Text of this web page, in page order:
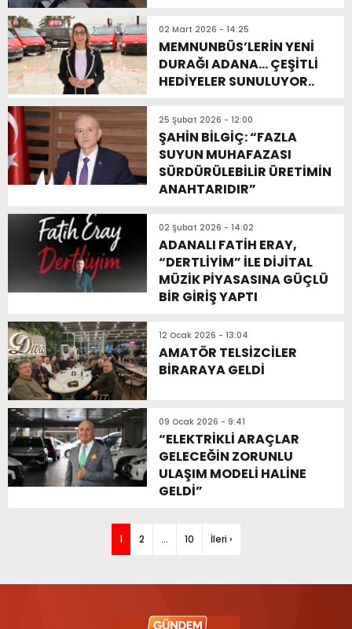
02 Mart 2026 - 14:25
MEMNUNBÜS’LERİN YENİ
DURAĞI ADANA… ÇEŞİTLİ
HEDİYELER SUNULUYOR..
25 Şubat 2026 - 12:00
ŞAHİN BİLGİÇ: “FAZLA
SUYUN MUHAFAZASI
SÜRDÜRÜLEBİLİR ÜRETİMİN
ANAHTARIDIR”
02 Şubat 2026 - 14:02
ADANALI FATİH ERAY,
“DERTLİYİM” İLE DİJİTAL
MÜZİK PİYASASINA GÜÇLÜ
BİR GİRİŞ YAPTI
12 Ocak 2026 - 13:04
AMATÖR TELSİZCİLER
BİRARAYA GELDİ
09 Ocak 2026 - 9:41
“ELEKTRİKLİ ARAÇLAR
GELECEĞİN ZORUNLU
ULAŞIM MODELİ HALİNE
GELDİ”
1 2 … 10 İleri ›